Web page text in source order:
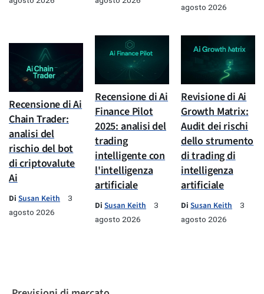
agosto 2026
Recensione di Ai
Chain Trader:
analisi del
rischio del bot
di criptovalute
Ai
Di Susan Keith
3
agosto 2026
Recensione di Ai
Finance Pilot
2025: analisi del
trading
intelligente con
l'intelligenza
artificiale
Di Susan Keith
3
agosto 2026
Revisione di Ai
Growth Matrix:
Audit dei rischi
dello strumento
di trading di
intelligenza
artificiale
Di Susan Keith
3
agosto 2026